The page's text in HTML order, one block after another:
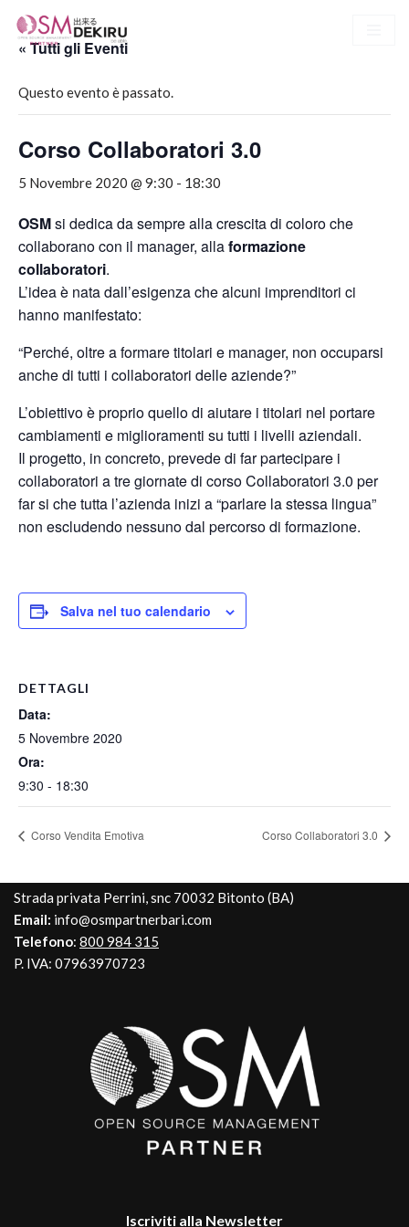
Vai
contenuto
« Tutti gli Eventi
Questo evento è passato.
Corso Collaboratori 3.0
5 Novembre 2020 @ 9:30 - 18:30
OSMsi dedica da sempre alla crescita di coloro che
collaborano con il manager, allaformazione
collaboratori.
L’idea è nata dall’esigenza che alcuni imprenditori ci
hanno manifestato:
“Perché, oltre a formare titolari e manager, non occuparsi
anche di tutti i collaboratori delle aziende?”
L’obiettivo è proprio quello di aiutare i titolari nel portare
cambiamenti e miglioramenti su tutti i livelli aziendali.
Il progetto, in concreto, prevede di far partecipare i
collaboratori a tre giornate di corso Collaboratori 3.0 per
far si che tutta l’azienda inizi a “parlare la stessa lingua”
non escludendo nessuno dal percorso di formazione.
Salva nel tuo calendario
DETTAGLI
Data:
5 Novembre 2020
Ora:
9:30 - 18:30
Corso Vendita Emotiva Corso Collaboratori 3.0
Strada privata Perrini, snc 70032 Bitonto (BA)
Email: info@osmpartnerbari.com
Telefono: 800 984 315
P. IVA: 07963970723
Iscriviti alla Newsletter